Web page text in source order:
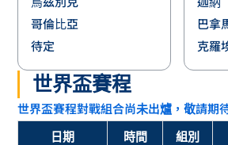
哥倫比亞
待定
巴拿
克羅
世界盃賽程
世界盃賽程對戰組合尚未出爐，敬請期
日期 時間 組別